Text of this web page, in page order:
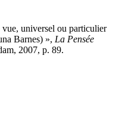
universel ou particulier
Barnes) », La Pensée
2007, p. 89.